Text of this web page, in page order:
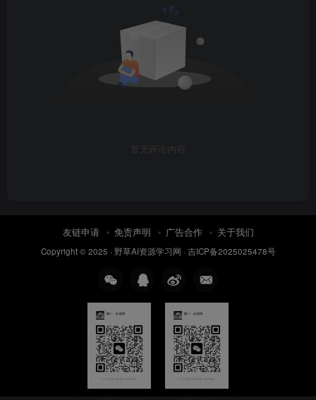
暂无评论内容
友链申请 免责声明 广告合作 关于我们
Copyright © 2025 · 野草AI资源学习网 · 吉ICP备2025025478号